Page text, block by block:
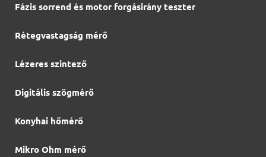
Fázis sorrend és motor forgásirány teszter
Rétegvastagság mérő
Lézeres szintező
Digitális szögmérő
Konyhai hőmérő
Mikro Ohm mérő